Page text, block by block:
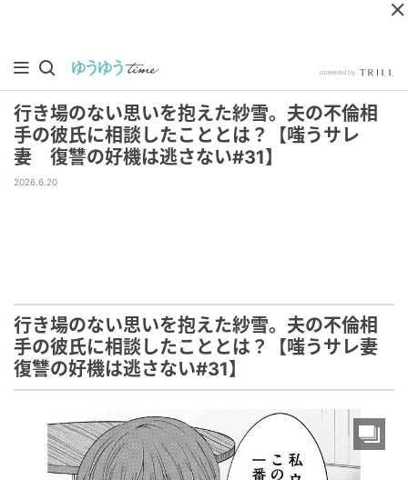
行き場のない思いを抱えた紗雪。夫の不倫相
手の彼氏に相談したこととは？【嗤うサレ
妻 復讐の好機は逃さない#31】
2026.6.20
行き場のない思いを抱えた紗雪。夫の不倫相
手の彼氏に相談したこととは？【嗤うサレ妻
復讐の好機は逃さない#31】